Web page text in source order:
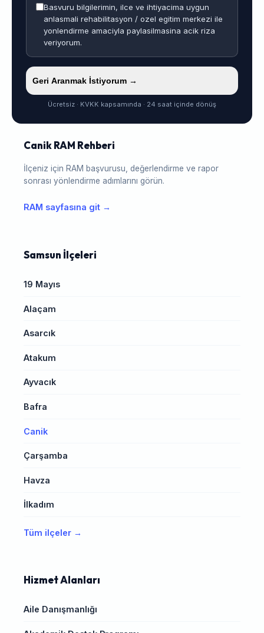
Basvuru bilgilerimin, ilce ve ihtiyacima uygun
anlasmali rehabilitasyon / ozel egitim merkezi ile
yonlendirme amaciyla paylasilmasina acik riza
veriyorum.
Geri Aranmak İstiyorum →
Ücretsiz · KVKK kapsamında · 24 saat içinde dönüş
Canik RAM Rehberi
İlçeniz için RAM başvurusu, değerlendirme ve rapor
sonrası yönlendirme adımlarını görün.
RAM sayfasına git →
Samsun İlçeleri
19 Mayıs
Alaçam
Asarcık
Atakum
Ayvacık
Bafra
Canik
Çarşamba
Havza
İlkadım
Tüm ilçeler →
Hizmet Alanları
Aile Danışmanlığı